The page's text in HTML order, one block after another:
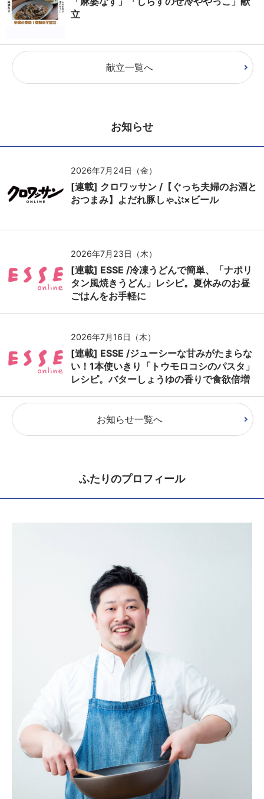
立
献立一覧へ
お知らせ
2026年7月24日（金）
[連載] クロワッサン /【ぐっち夫婦のお酒と
おつまみ】よだれ豚しゃぶ×ビール
2026年7月23日（木）
[連載] ESSE /冷凍うどんで簡単、「ナポリ
タン風焼きうどん」レシピ。夏休みのお昼
ごはんをお手軽に
2026年7月16日（木）
[連載] ESSE /ジューシーな甘みがたまらな
い！1本使いきり「トウモロコシのパスタ」
レシピ。バターしょうゆの香りで食欲倍増
お知らせ一覧へ
ふたりのプロフィール